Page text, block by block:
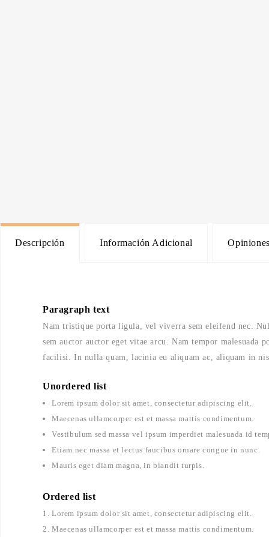
Descripción Información Adicional
Paragraph text
Nam tristique porta ligula, vel viverra sem eleifend nec.
sem auctor auctor eget vitae arcu. Nam tempor
facilisi. In nulla quam, lacinia eu aliquam ac, aliquam in
Unordered list
Lorem ipsum dolor sit amet, consectetur adipiscing elit.
Maecenas ullamcorper est et massa mattis condimentum.
Vestibulum sed massa vel ipsum imperdiet malesuada id
Etiam nec massa et lectus faucibus ornare congue in nunc.
Mauris eget diam magna, in blandit turpis.
Ordered list
Lorem ipsum dolor sit amet, consectetur adipiscing elit.
Maecenas ullamcorper est et massa mattis condimentum.